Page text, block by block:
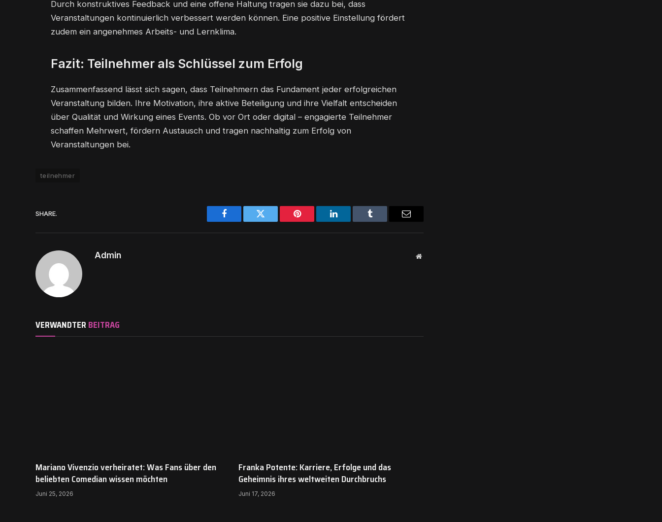
Durch konstruktives Feedback und eine offene Haltung tragen sie dazu bei, dass
Veranstaltungen kontinuierlich verbessert werden können. Eine positive Einstellung fördert
zudem ein angenehmes Arbeits- und Lernklima.
Fazit: Teilnehmer als Schlüssel zum Erfolg
Zusammenfassend lässt sich sagen, dass Teilnehmern das Fundament jeder erfolgreichen
Veranstaltung bilden. Ihre Motivation, ihre aktive Beteiligung und ihre Vielfalt entscheiden
über Qualität und Wirkung eines Events. Ob vor Ort oder digital – engagierte Teilnehmer
schaffen Mehrwert, fördern Austausch und tragen nachhaltig zum Erfolg von
Veranstaltungen bei.
teilnehmer
SHARE.
Facebook Twitter Pinterest LinkedIn Tumblr
Admin Website
VERWANDTER BEITRAG
Mariano Vivenzio verheiratet: Was Fans über den
beliebten Comedian wissen möchten
Juni 25, 2026
Franka Potente: Karriere, Erfolge und das
Geheimnis ihres weltweiten Durchbruchs
Juni 17, 2026